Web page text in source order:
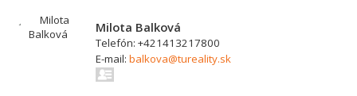
Milota Balková
Telefón: +421413217800
E-mail: balkova@tureality.sk